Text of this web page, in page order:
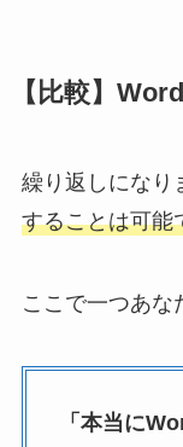
【比較】
繰り返しになり
することは可能
ここで一つあな
「本当に